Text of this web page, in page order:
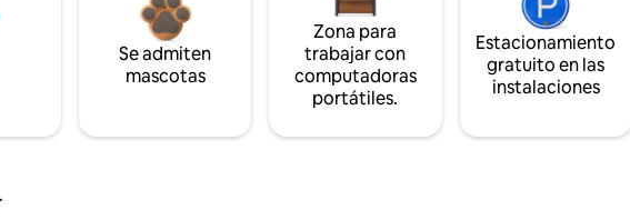
Se admiten
mascotas
Zona para
trabajar con
computadoras
portátiles.
Estacionamiento
gratuito en las
instalaciones